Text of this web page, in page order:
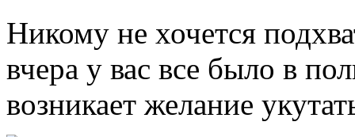
Никому не хочется
вчера у вас все было в
возникает желание